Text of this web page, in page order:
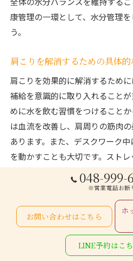
康管理の一環として、水分管理
う。
肩こりを解消するための具体
肩こりを効果的に解消するため
補給を意識的に取り入れること
めに水を飲む習慣をつけること
は血流を改善し、肩周りの筋肉の
あります。また、デスクワーク中
を動かすことも大切です。ストレ
合わせることで、筋肉の緊張を
ことができます。さらに、リラ
ることでストレスを軽減し、肩
す。肩こりがひどくなる前に、
談することも重要です。これら
行することで、肩こりの悩みを
048-999-
※営業電話お断
お問い合わせはこちら
ホ
LINE予約はこ